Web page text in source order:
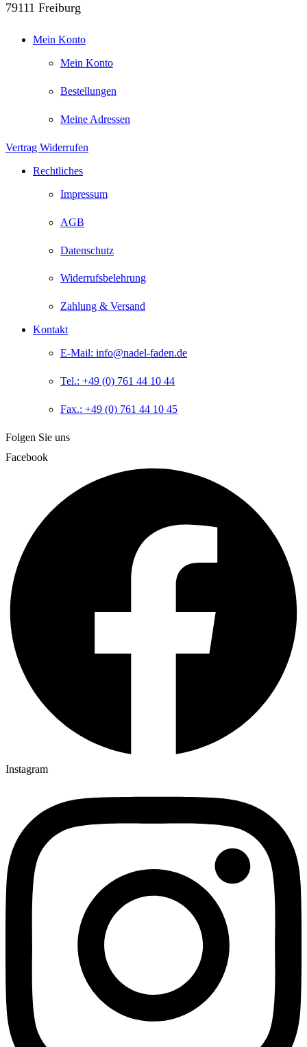
79111 Freiburg
Mein Konto
Mein Konto
Bestellungen
Meine Adressen
Vertrag Widerrufen
Rechtliches
Impressum
AGB
Datenschutz
Widerrufsbelehrung
Zahlung & Versand
Kontakt
E-Mail: info@nadel-faden.de
Tel.: +49 (0) 761 44 10 44
Fax.: +49 (0) 761 44 10 45
Folgen Sie uns
Facebook
Instagram